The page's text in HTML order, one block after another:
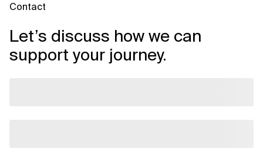
Contact
Let’s discuss how we can
support your journey.